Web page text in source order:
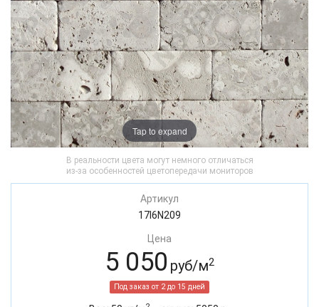
Tap to expand
В реальности цвета могут немного отличаться
из-за особенностей цветопередачи мониторов
Артикул
17I6N209
Цена
5 050 руб/м2
Под заказ от 2 до 15 дней